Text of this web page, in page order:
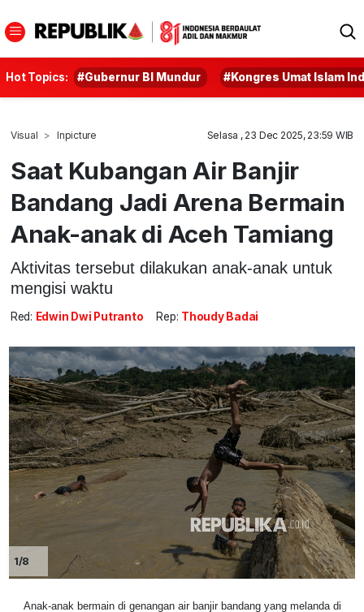
Hot Topics: #Gubernur BI Mundur #Kongres Umat Islam
Visual Inpicture Selasa , 23 Dec 2025, 23:59 WIB
Saat Kubangan Air Banjir
Bandang Jadi Arena Bermain
Anak-anak di Aceh Tamiang
Aktivitas tersebut dilakukan anak-anak untuk
mengisi waktu
Red: Edwin Dwi Putranto Rep: Thoudy Badai
1/8
Anak-anak bermain di genangan air banjir bandang yang melanda di